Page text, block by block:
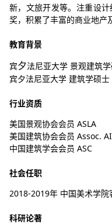
新，文旅开发等。注重设
奖，积累了丰富的商业地产
教育背景
宾夕法尼亚大学 景观建筑
宾夕法尼亚大学 建筑学硕士
行业资质
美国景观协会会员 ASLA
美国建筑协会会员 Assoc.
中国建筑学会会员 ASC
社会任职
2018-2019年 中国美术学院
科研论著